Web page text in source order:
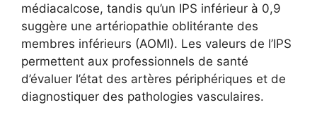
médiacalcose, tandis qu’un IPS inférieur à 0,9
suggère une artériopathie oblitérante des
membres inférieurs (AOMI). Les valeurs de l’IPS
permettent aux professionnels de santé
d’évaluer l’état des artères périphériques et de
diagnostiquer des pathologies vasculaires.